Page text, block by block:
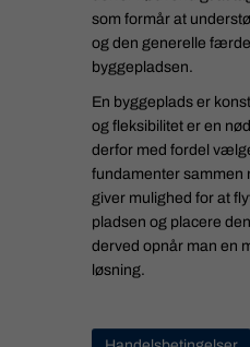
som formår at
og den generelle
byggepladsen.
En byggeplads er
og fleksibilitet er en
derfor med fordel
fundamenter sammen
giver mulighed for at
pladsen og placere
derved opnår man en
løsning.